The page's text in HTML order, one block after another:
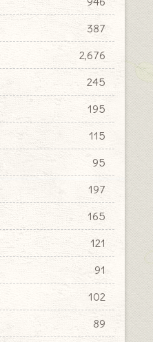
387
2,676
245
195
115
95
197
165
121
91
102
89